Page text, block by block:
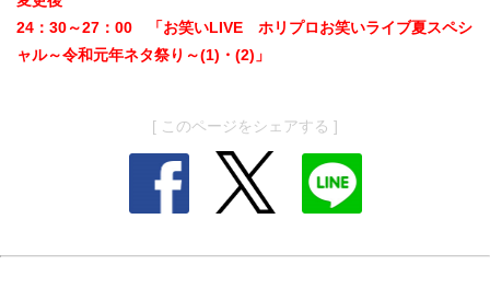
24：30～27：00 「お笑いLIVE ホリプロお笑いライブ夏スペシ
ャル～令和元年ネタ祭り～(1)・(2)」
[ このページをシェアする ]